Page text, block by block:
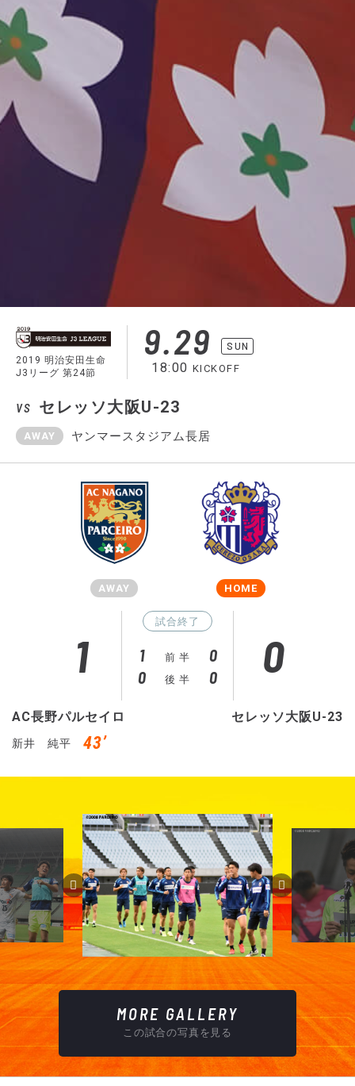
2019 明治安田生命
J3リーグ 第24節
9.29 SUN
18:00 KICKOFF
VS セレッソ大阪U-23
AWAY ヤンマースタジアム長居
AWAY
AC長野パルセイロ
新井 純平 43’
1
試合終了
1 前 半
0
0
後 半 0 0
セレッソ大阪U-23
HOME
MORE GALLERY
この試合の写真を見る